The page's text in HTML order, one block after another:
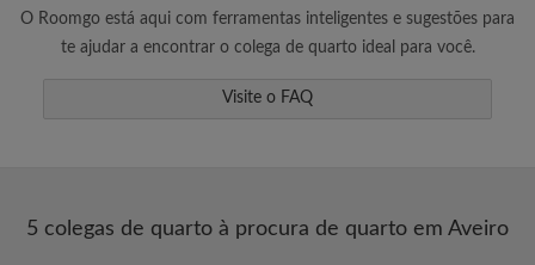
Receba altertas de novas combinações de
quartos
O Roomgo está aqui com ferramentas inteligentes e sugestões para
te ajudar a encontrar o colega de quarto ideal para você.
Visite o FAQ
5 colegas de quarto à procura de quarto em Aveiro